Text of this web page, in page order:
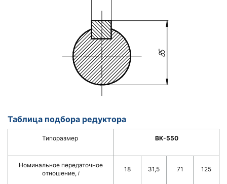
Таблица подбора редуктора
Типоразмер ВК-550
Номинальное передаточное
отношение, i
18 31,5 71 125